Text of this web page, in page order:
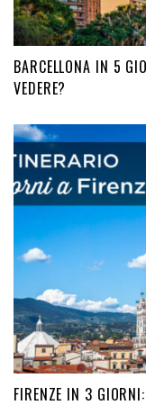
BARCELLONA IN 5
VEDERE?
FIRENZE IN 3 GIORNI: